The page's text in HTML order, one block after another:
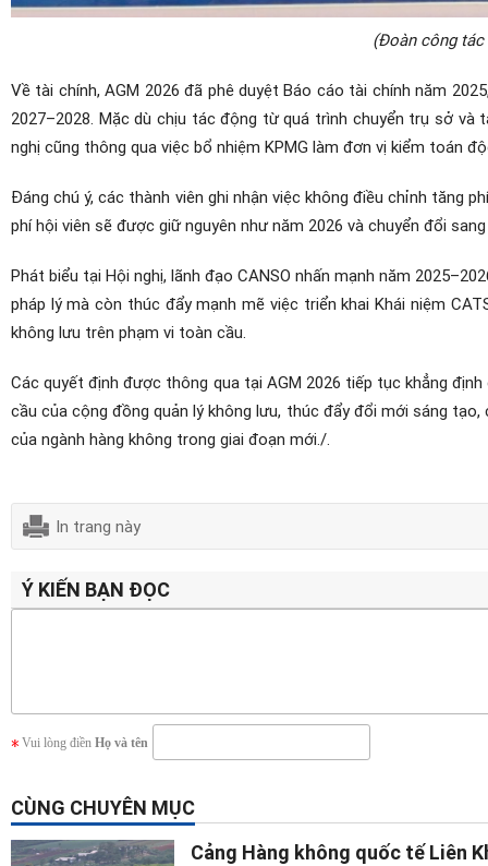
(Đoàn công
Về tài chính, AGM 2026 đã phê duyệt Báo cáo tài chính năm
2027–2028. Mặc dù chịu tác động từ quá trình chuyển trụ sở
nghị cũng thông qua việc bổ nhiệm KPMG làm đơn vị kiểm toán
Đáng chú ý, các thành viên ghi nhận việc không điều chỉnh tăng
phí hội viên sẽ được giữ nguyên như năm 2026 và chuyển đổi
Phát biểu tại Hội nghị, lãnh đạo CANSO nhấn mạnh năm
pháp lý mà còn thúc đẩy mạnh mẽ việc triển khai Khái niệm
không lưu trên phạm vi toàn cầu.
Các quyết định được thông qua tại AGM 2026 tiếp tục khẳng
cầu của cộng đồng quản lý không lưu, thúc đẩy đổi mới sáng
của ngành hàng không trong giai đoạn mới./.
In trang này
Ý KIẾN BẠN ĐỌC
Vui lòng điền Họ và tên
CÙNG CHUYÊN MỤC
Cảng Hàng không quốc tế Liên